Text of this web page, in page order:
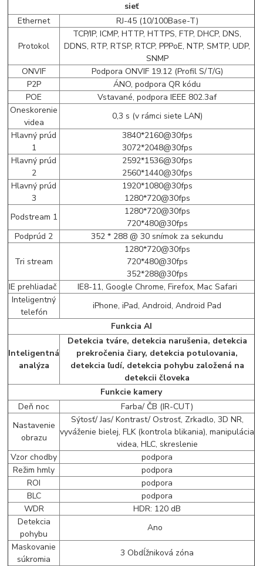
sieť
Ethernet
RJ-45 (10/100Base-T)
Protokol
TCP/IP, ICMP, HTTP, HTTPS, FTP, DHCP, DNS,
DDNS, RTP, RTSP, RTCP, PPPoE, NTP, SMTP, UDP,
SNMP
ONVIF
Podpora ONVIF 19.12 (Profil S/T/G)
P2P
ÁNO, podpora QR kódu
POE
Vstavané, podpora IEEE 802.3af
Oneskorenie
videa
0,3 s (v rámci siete LAN)
Hlavný prúd
1
3840*2160@30fps
3072*2048@30fps
Hlavný prúd
2
2592*1536@30fps
2560*1440@30fps
Hlavný prúd
3
1920*1080@30fps
1280*720@30fps
Podstream 1
1280*720@30fps
720*480@30fps
Podprúd 2
352 * 288 @ 30 snímok za sekundu
Tri stream
1280*720@30fps
720*480@30fps
352*288@30fps
IE prehliadač
IE8-11, Google Chrome, Firefox, Mac Safari
Inteligentný
telefón
iPhone, iPad, Android, Android Pad
Funkcia AI
Inteligentná
analýza
Detekcia tváre, detekcia narušenia, detekcia
prekročenia čiary, detekcia potulovania,
detekcia ľudí, detekcia pohybu založená na
detekcii človeka
Funkcie kamery
Deň noc
Farba/ ČB (IR-CUT)
Nastavenie
obrazu
Sýtosť/ Jas/ Kontrast/ Ostrosť, Zrkadlo, 3D NR,
vyváženie bielej, FLK (kontrola blikania), manipulácia
videa, HLC, skreslenie
Vzor chodby
podpora
Režim hmly
podpora
ROI
podpora
BLC
podpora
WDR
HDR: 120 dB
Detekcia
pohybu
Ano
Maskovanie
súkromia
3 Obdĺžniková zóna